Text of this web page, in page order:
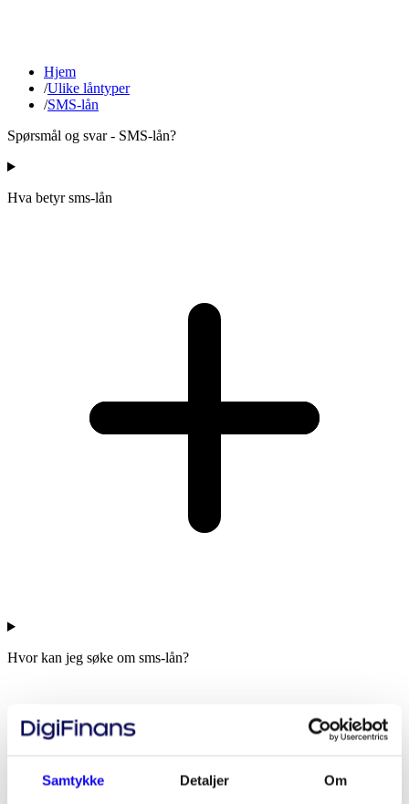
Samtykke Detaljer Om
Hjem
/Ulike låntyper
/SMS-lån
Spørsmål og svar - SMS-lån?
Hva betyr sms-lån
Hvor kan jeg søke om sms-lån?